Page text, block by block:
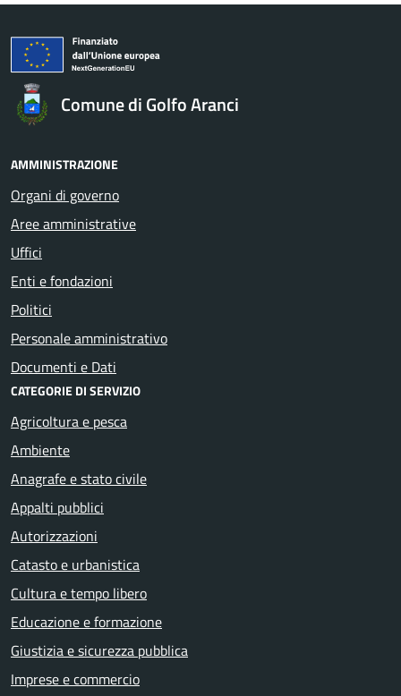
Comune di Golfo Aranci
AMMINISTRAZIONE
Organi di governo
Aree amministrative
Uffici
Enti e fondazioni
Politici
Personale amministrativo
Documenti e Dati
CATEGORIE DI SERVIZIO
Agricoltura e pesca
Ambiente
Anagrafe e stato civile
Appalti pubblici
Autorizzazioni
Catasto e urbanistica
Cultura e tempo libero
Educazione e formazione
Giustizia e sicurezza pubblica
Imprese e commercio